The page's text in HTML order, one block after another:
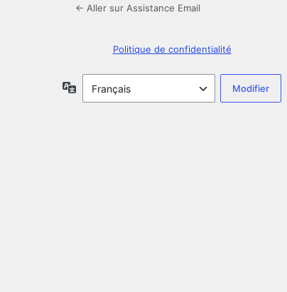
← Aller sur Assistance Email
Politique de confidentialité
Langue